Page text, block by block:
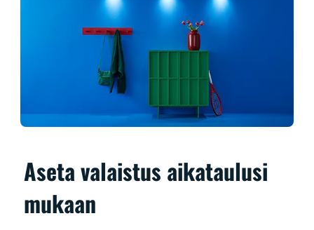
Aseta valaistus aikataulusi
mukaan